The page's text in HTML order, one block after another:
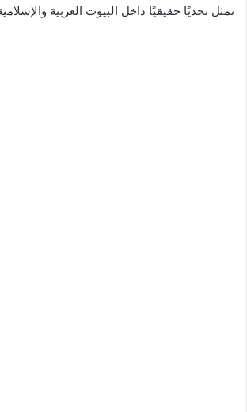
تمثل تحديًا حقيقيًا داخل البيوت العربية